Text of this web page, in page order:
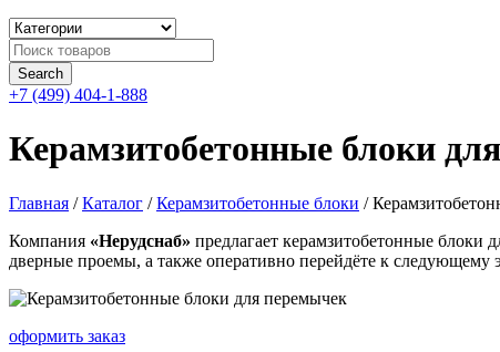
+7 (499) 404-1-888
Керамзитобетонные блоки
Главная / Каталог / Керамзитобетонные блоки /
Компания «Нерудснаб» предлагает керамзитобетонные
дверные проемы, а также оперативно перейдёте к следующему
оформить заказ